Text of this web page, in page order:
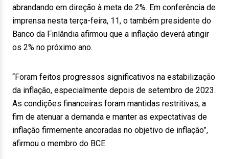
abrandando em direção à meta de 2%. Em conferência de
imprensa nesta terça-feira, 11, o também presidente do
Banco da Finlândia afirmou que a inflação deverá atingir
os 2% no próximo ano.
“Foram feitos progressos significativos na estabilização
da inflação, especialmente depois de setembro de 2023.
As condições financeiras foram mantidas restritivas, a
fim de atenuar a demanda e manter as expectativas de
inflação firmemente ancoradas no objetivo de inflação”,
afirmou o membro do BCE.